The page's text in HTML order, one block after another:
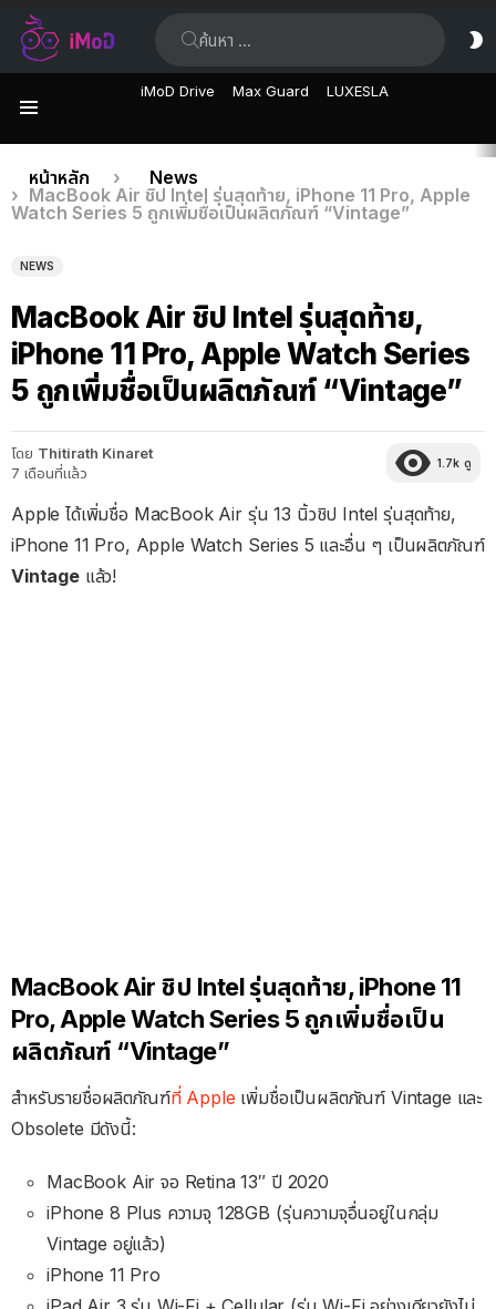
iMoD Drive Max Guard LUXESLA
เรื่อง
ล่าสุด
คุณอยู่ที่นี่:
หน้าหลัก
News
MacBook Air ชิป Intel รุ่นสุดท้าย, iPhone 11 Pro, Apple
Watch Series 5 ถูกเพิ่มชื่อเป็นผลิตภัณฑ์ “Vintage”
NEWS
MacBook Air ชิป Intel รุ่นสุดท้าย,
iPhone 11 Pro, Apple Watch Series
5 ถูกเพิ่มชื่อเป็นผลิตภัณฑ์ “Vintage”
โดย Thitirath Kinaret
7 เดือนที่แล้ว
1.7k ดู
Apple ได้เพิ่มชื่อ MacBook Air รุ่น 13 นิ้วชิป Intel รุ่นสุดท้าย,
iPhone 11 Pro, Apple Watch Series 5 และอื่น ๆ เป็นผลิตภัณฑ์
Vintageแล้ว!
MacBook Air ชิป Intel รุ่นสุดท้าย, iPhone 11
Pro, Apple Watch Series 5 ถูกเพิ่มชื่อเป็น
ผลิตภัณฑ์ “Vintage”
สำหรับรายชื่อผลิตภัณฑ์ที่ Apple เพิ่มชื่อเป็นผลิตภัณฑ์ Vintage และ
Obsolete มีดังนี้:
MacBook Air จอ Retina 13″ ปี 2020
iPhone 8 Plus ความจุ 128GB (รุ่นความจุอื่นอยู่ในกลุ่ม
Vintage อยู่แล้ว)
iPhone 11 Pro